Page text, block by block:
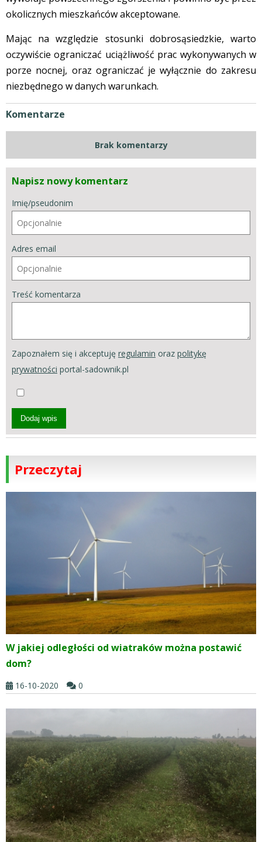
okolicznych mieszkańców akceptowane.
Mając na względzie stosunki dobrosąsiedzkie, warto
oczywiście ograniczać uciążliwość prac wykonywanych w
porze nocnej, oraz ograniczać je wyłącznie do zakresu
niezbędnego w danych warunkach.
Komentarze
Brak komentarzy
Napisz nowy komentarz
Imię/pseudonim
Adres email
Treść komentarza
Zapoznałem się i akceptuję regulamin oraz politykę
prywatności portal-sadownik.pl
Dodaj wpis
Przeczytaj
W jakiej odległości od wiatraków można postawić
dom?
16-10-2020 0